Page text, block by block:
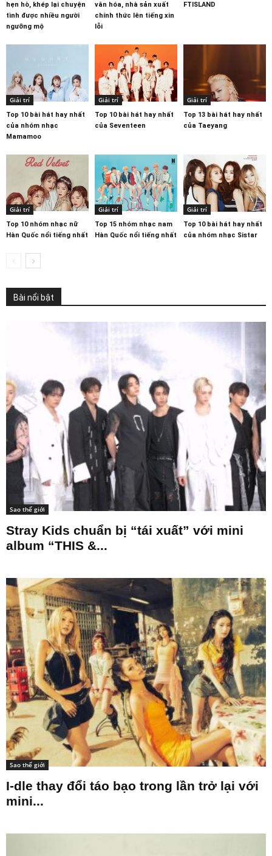
hẹn hò, khép lại chuyện
tình được nhiều người
ngưỡng mộ
văn hóa, nhà sản xuất
chính thức lên tiếng xin
lỗi
FTISLAND
Giải trí
Top 10 bài hát hay nhất
của nhóm nhạc
Mamamoo
Giải trí
Top 10 bài hát hay nhất
của Seventeen
Giải trí
Top 13 bài hát hay nhất
của Taeyang
Giải trí
Top 10 nhóm nhạc nữ
Hàn Quốc nổi tiếng nhất
Giải trí
Top 15 nhóm nhạc nam
Hàn Quốc nổi tiếng nhất
Giải trí
Top 10 bài hát hay nhất
của nhóm nhạc Sistar
Bài nổi bật
Sao thế giới
Stray Kids chuẩn bị “tái xuất” với mini
album “THIS &...
Sao thế giới
I-dle thay đổi táo bạo trong lần trở lại với
mini...